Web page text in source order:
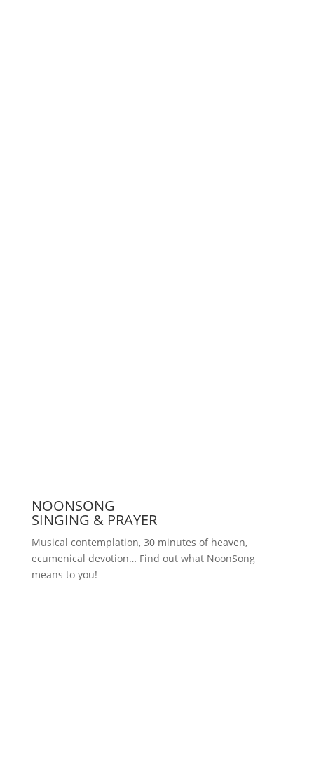
NOONSONG
SINGING & PRAYER
Musical contemplation, 30 minutes of heaven,
ecumenical devotion… Find out what NoonSong
means to you!